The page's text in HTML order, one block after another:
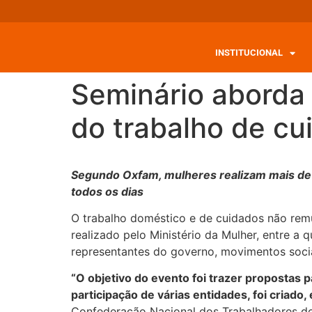
INSTITUCIONAL
Seminário
do trabalho de
Segundo Oxfam, mulheres realizam mais
todos os dias
O trabalho doméstico e de cuidados não
realizado pelo Ministério da Mulher, entre a
representantes do governo, movimentos
“O objetivo do evento foi trazer propostas
participação de várias entidades, foi